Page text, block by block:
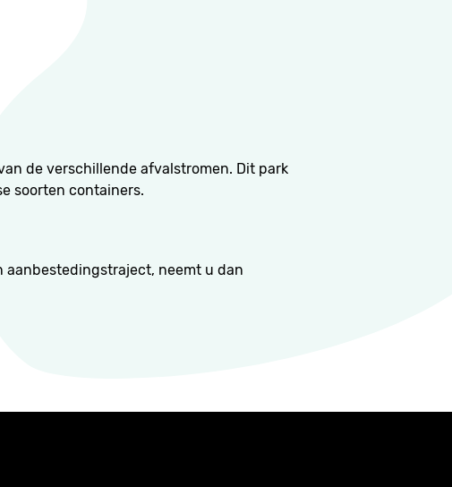
de verschillende afvalstromen. Dit park
soorten containers.
aanbestedingstraject, neemt u dan